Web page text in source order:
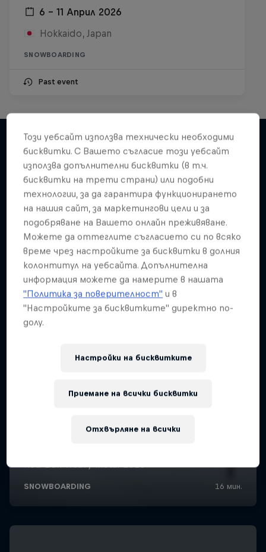
6 – 11 Април 2026
Hokkaido, Japan
SNOWBOARDING
Past event
Подобни
Този уебсайт използва технически необходими
бисквитки. С Вашето съгласие този уебсайт
използва допълнителни бисквитки (в т.ч.
бисквитки на трети страни) или подобни
технологии, за да гарантира функционирането
на нашия сайт, за маркетингови цели и за
подобряване на Вашето онлайн преживяване.
Можете да оттеглите съгласието си по всяко
време чрез настройките за бисквитки в долния
колонтитул на уебсайта. Допълнителна
информация можете да намерите в нашата
"Политика за поверителност" и в
"Настройките за бисквитките" директно по-
долу.
Настройки на бисквитките
Отхвърляне на всички
Приемане на всички бисквитки